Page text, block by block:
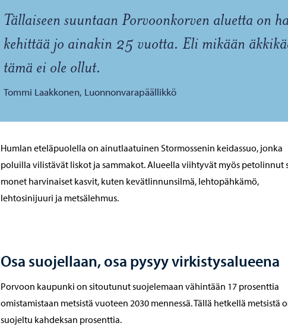
Tällaiseen suuntaan Porvoonkorven aluetta on
kehittää jo ainakin 25 vuotta. Eli mikään
tämä ei ole ollut.
Tommi Laakkonen, Luonnonvarapäällikkö
Humlan eteläpuolella on ainutlaatuinen Stormossenin keidassuo, jonka
poluilla vilistävät liskot ja sammakot. Alueella viihtyvät myös petolinnut
monet harvinaiset kasvit, kuten kevätlinnunsilmä, lehtopähkämö,
lehtosinijuuri ja metsälehmus.
Osa suojellaan, osa pysyy virkistysalueena
Porvoon kaupunki on sitoutunut suojelemaan vähintään 17 prosenttia
omistamistaan metsistä vuoteen 2030 mennessä. Tällä hetkellä metsistä
suojeltu kahdeksan prosenttia.